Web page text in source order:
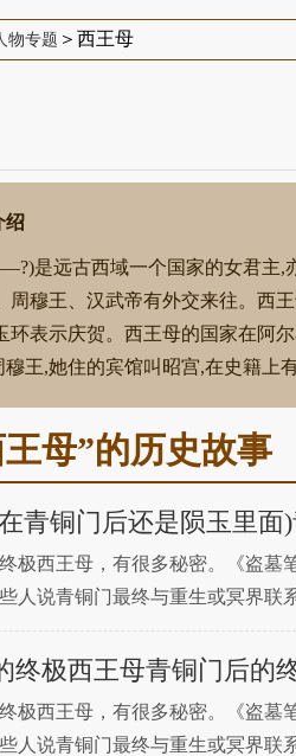
物专题 ＞西王母
绍
是远古西域一个国家的女君主,
周穆王、汉武帝有外交来往。西
环表示庆贺。西王母的国家在阿
王,她住的宾馆叫昭宫,在史籍上
母”的历史故事
青铜门后还是陨玉里
极西王母，有很多秘密。《盗墓
人说青铜门最终与重生或冥界联
铜，无论是电视剧还是小说，都
终极西王母青铜门后的
极西王母，有很多秘密。《盗墓
人说青铜门最终与重生或冥界联